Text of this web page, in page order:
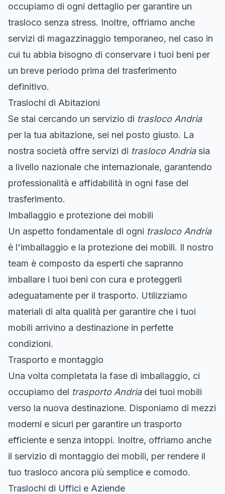
occupiamo di ogni dettaglio per garantire un
trasloco senza stress. Inoltre, offriamo anche
servizi di magazzinaggio temporaneo, nel caso in
cui tu abbia bisogno di conservare i tuoi beni per
un breve periodo prima del trasferimento
definitivo.
Traslochi di Abitazioni
Se stai cercando un servizio di trasloco Andria
per la tua abitazione, sei nel posto giusto. La
nostra società offre servizi di trasloco Andriasia
a livello nazionale che internazionale, garantendo
professionalità e affidabilità in ogni fase del
trasferimento.
Imballaggio e protezione dei mobili
Un aspetto fondamentale di ogni trasloco Andria
è l'imballaggio e la protezione dei mobili. Il nostro
team è composto da esperti che sapranno
imballare i tuoi beni con cura e proteggerli
adeguatamente per il trasporto. Utilizziamo
materiali di alta qualità per garantire che i tuoi
mobili arrivino a destinazione in perfette
condizioni.
Trasporto e montaggio
Una volta completata la fase di imballaggio, ci
occupiamo del trasporto Andriadei tuoi mobili
verso la nuova destinazione. Disponiamo di mezzi
moderni e sicuri per garantire un trasporto
efficiente e senza intoppi. Inoltre, offriamo anche
il servizio di montaggio dei mobili, per rendere il
tuo trasloco ancora più semplice e comodo.
Traslochi di Uffici e Aziende